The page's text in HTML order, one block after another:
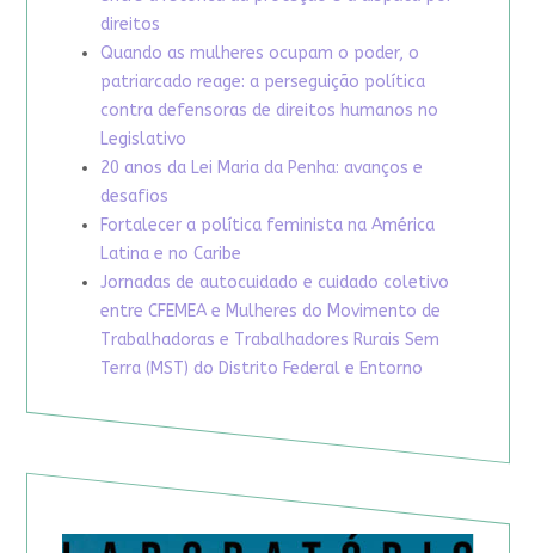
direitos
Quando as mulheres ocupam o poder, o
patriarcado reage: a perseguição política
contra defensoras de direitos humanos no
Legislativo
20 anos da Lei Maria da Penha: avanços e
desafios
Fortalecer a política feminista na América
Latina e no Caribe
Jornadas de autocuidado e cuidado coletivo
entre CFEMEA e Mulheres do Movimento de
Trabalhadoras e Trabalhadores Rurais Sem
Terra (MST) do Distrito Federal e Entorno